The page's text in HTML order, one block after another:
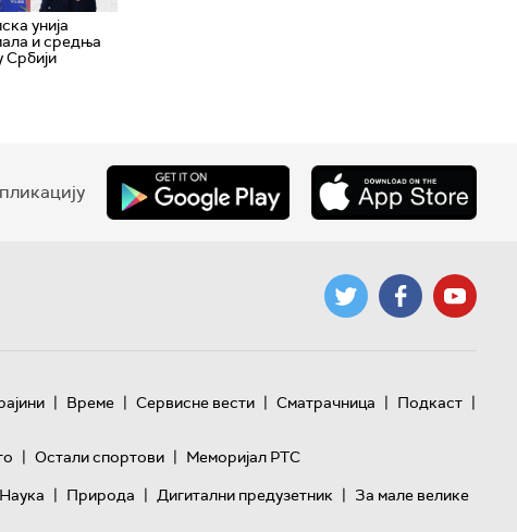
унија
и средња
Србији
| Време | Сервисне вести | Сматрачница | Подкаст |
| Остали спортови | Меморијал РТС
Наука | Природа | Дигитални предузетник | За мале велике